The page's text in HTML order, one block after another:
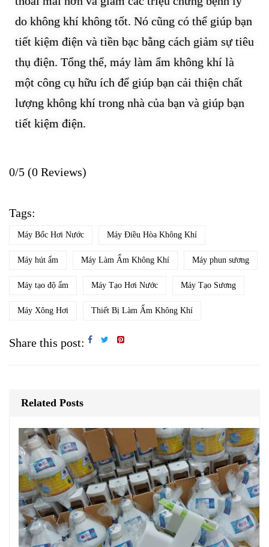
do không khí không tốt. Nó cũng có thể giúp bạn
tiết kiệm điện và tiền bạc bằng cách giảm sự tiêu
thụ điện. Tổng thể, máy làm ẩm không khí là
một công cụ hữu ích để giúp bạn cải thiện chất
lượng không khí trong nhà của bạn và giúp bạn
tiết kiệm điện.
0/5 (0 Reviews)
Tags:
Máy Bốc Hơi Nước Máy Điều Hòa Không Khí
Máy hút ẩm Máy Làm Ẩm Không Khí Máy phun sương
Máy tạo độ ẩm Máy Tạo Hơi Nước Máy Tạo Sương
Máy Xông Hơi Thiết Bị Làm Ẩm Không Khí
Share this post:
Related Posts